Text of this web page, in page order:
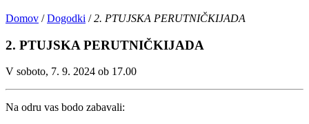
Domov /Dogodki /2. PTUJSKA PERUTNIČKIJADA
2. PTUJSKA PERUTNIČKIJADA
V soboto, 7. 9. 2024 ob 17.00
Na odru vas bodo zabavali: